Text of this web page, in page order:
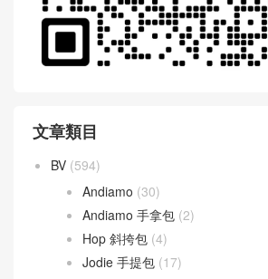
文章類目
BV (594)
Andiamo (30)
Andiamo 手拿包 (2)
Hop 斜挎包 (4)
Jodie 手提包 (17)